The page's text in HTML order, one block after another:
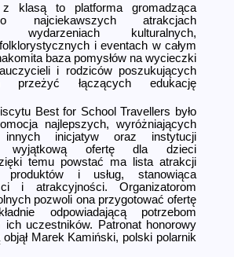
klasą to platforma gromadząca
najciekawszych atrakcjach
wydarzeniach kulturalnych,
i eventach w całym
baza pomysłów na wycieczki
i rodziców poszukujących
przeżyć łączących edukację
Best for School Travellers było
najlepszych, wyróżniających
inicjatyw oraz instytucji
wyjątkową ofertę dla dzieci
temu powstać ma lista atrakcji
produktów i usług, stanowiąca
i atrakcyjności. Organizatorom
pozwoli ona przygotować ofertę
odpowiadającą potrzebom
ich uczestników. Patronat honorowy
Marek Kamiński, polski polarnik